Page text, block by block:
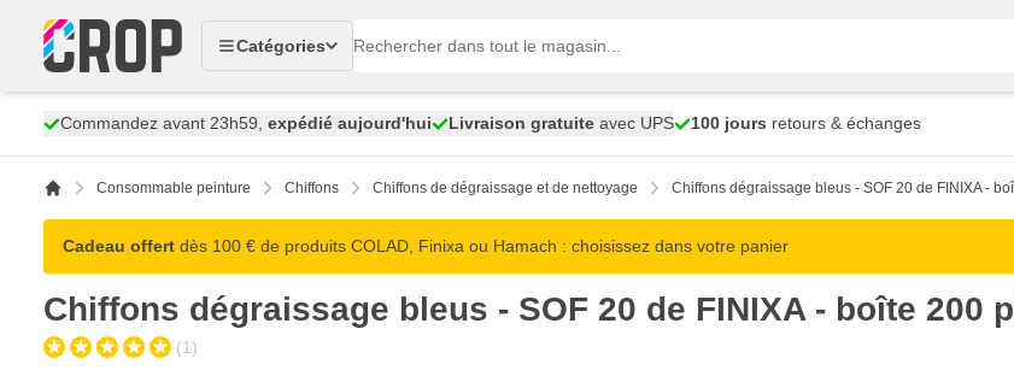
Catégories
Commandez avant 23h59, expédié aujourd'hui Livraison gratuite avec UPS 100 jours retours & échanges
Consommable peinture Chiffons Chiffons de dégraissage et de nettoyage Chiffons dégraissage bleus - SOF 20 de FINIXA -
Cadeau offert dès 100 € de produits COLAD, Finixa ou Hamach : choisissez dans votre panier
Chiffons dégraissage bleus - SOF 20 de FINIXA - boîte 200
(1)